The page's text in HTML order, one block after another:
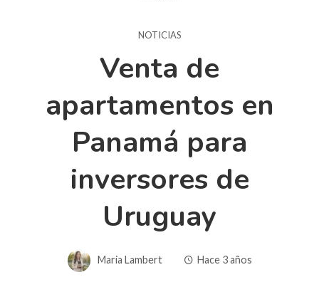
NOTICIAS
Venta de
apartamentos en
Panamá para
inversores de
Uruguay
Maria Lambert Hace 3 años